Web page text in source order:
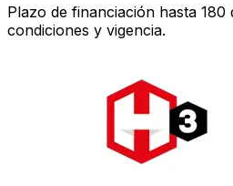
Plazo de financiación hasta 180
condiciones y vigencia.